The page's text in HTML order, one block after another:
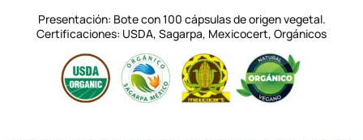
Presentación: Bote con 100 cápsulas de origen vegetal.
Certificaciones: USDA, Sagarpa, Mexicocert, Orgánicos